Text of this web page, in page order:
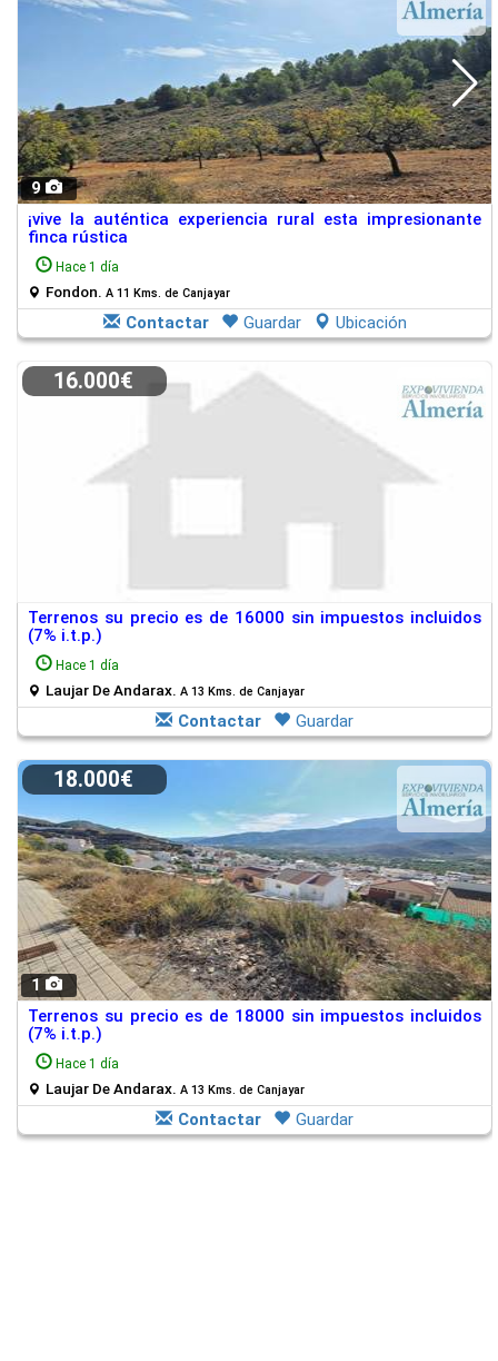
9
¡vive la auténtica experiencia rural esta impresionante
finca rústica
Hace 1 día
Fondon. A 11 Kms. de Canjayar
Contactar Guardar Ubicación
16.000€
Terrenos su precio es de 16000 sin impuestos incluidos
(7% i.t.p.)
Hace 1 día
Laujar De Andarax. A 13 Kms. de Canjayar
Contactar Guardar
1
18.000€
Terrenos su precio es de 18000 sin impuestos incluidos
(7% i.t.p.)
Hace 1 día
Laujar De Andarax. A 13 Kms. de Canjayar
Contactar Guardar